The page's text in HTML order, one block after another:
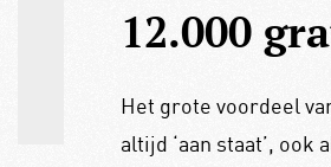
12.000
Het grote voordeel
altijd ‘aan staat’,